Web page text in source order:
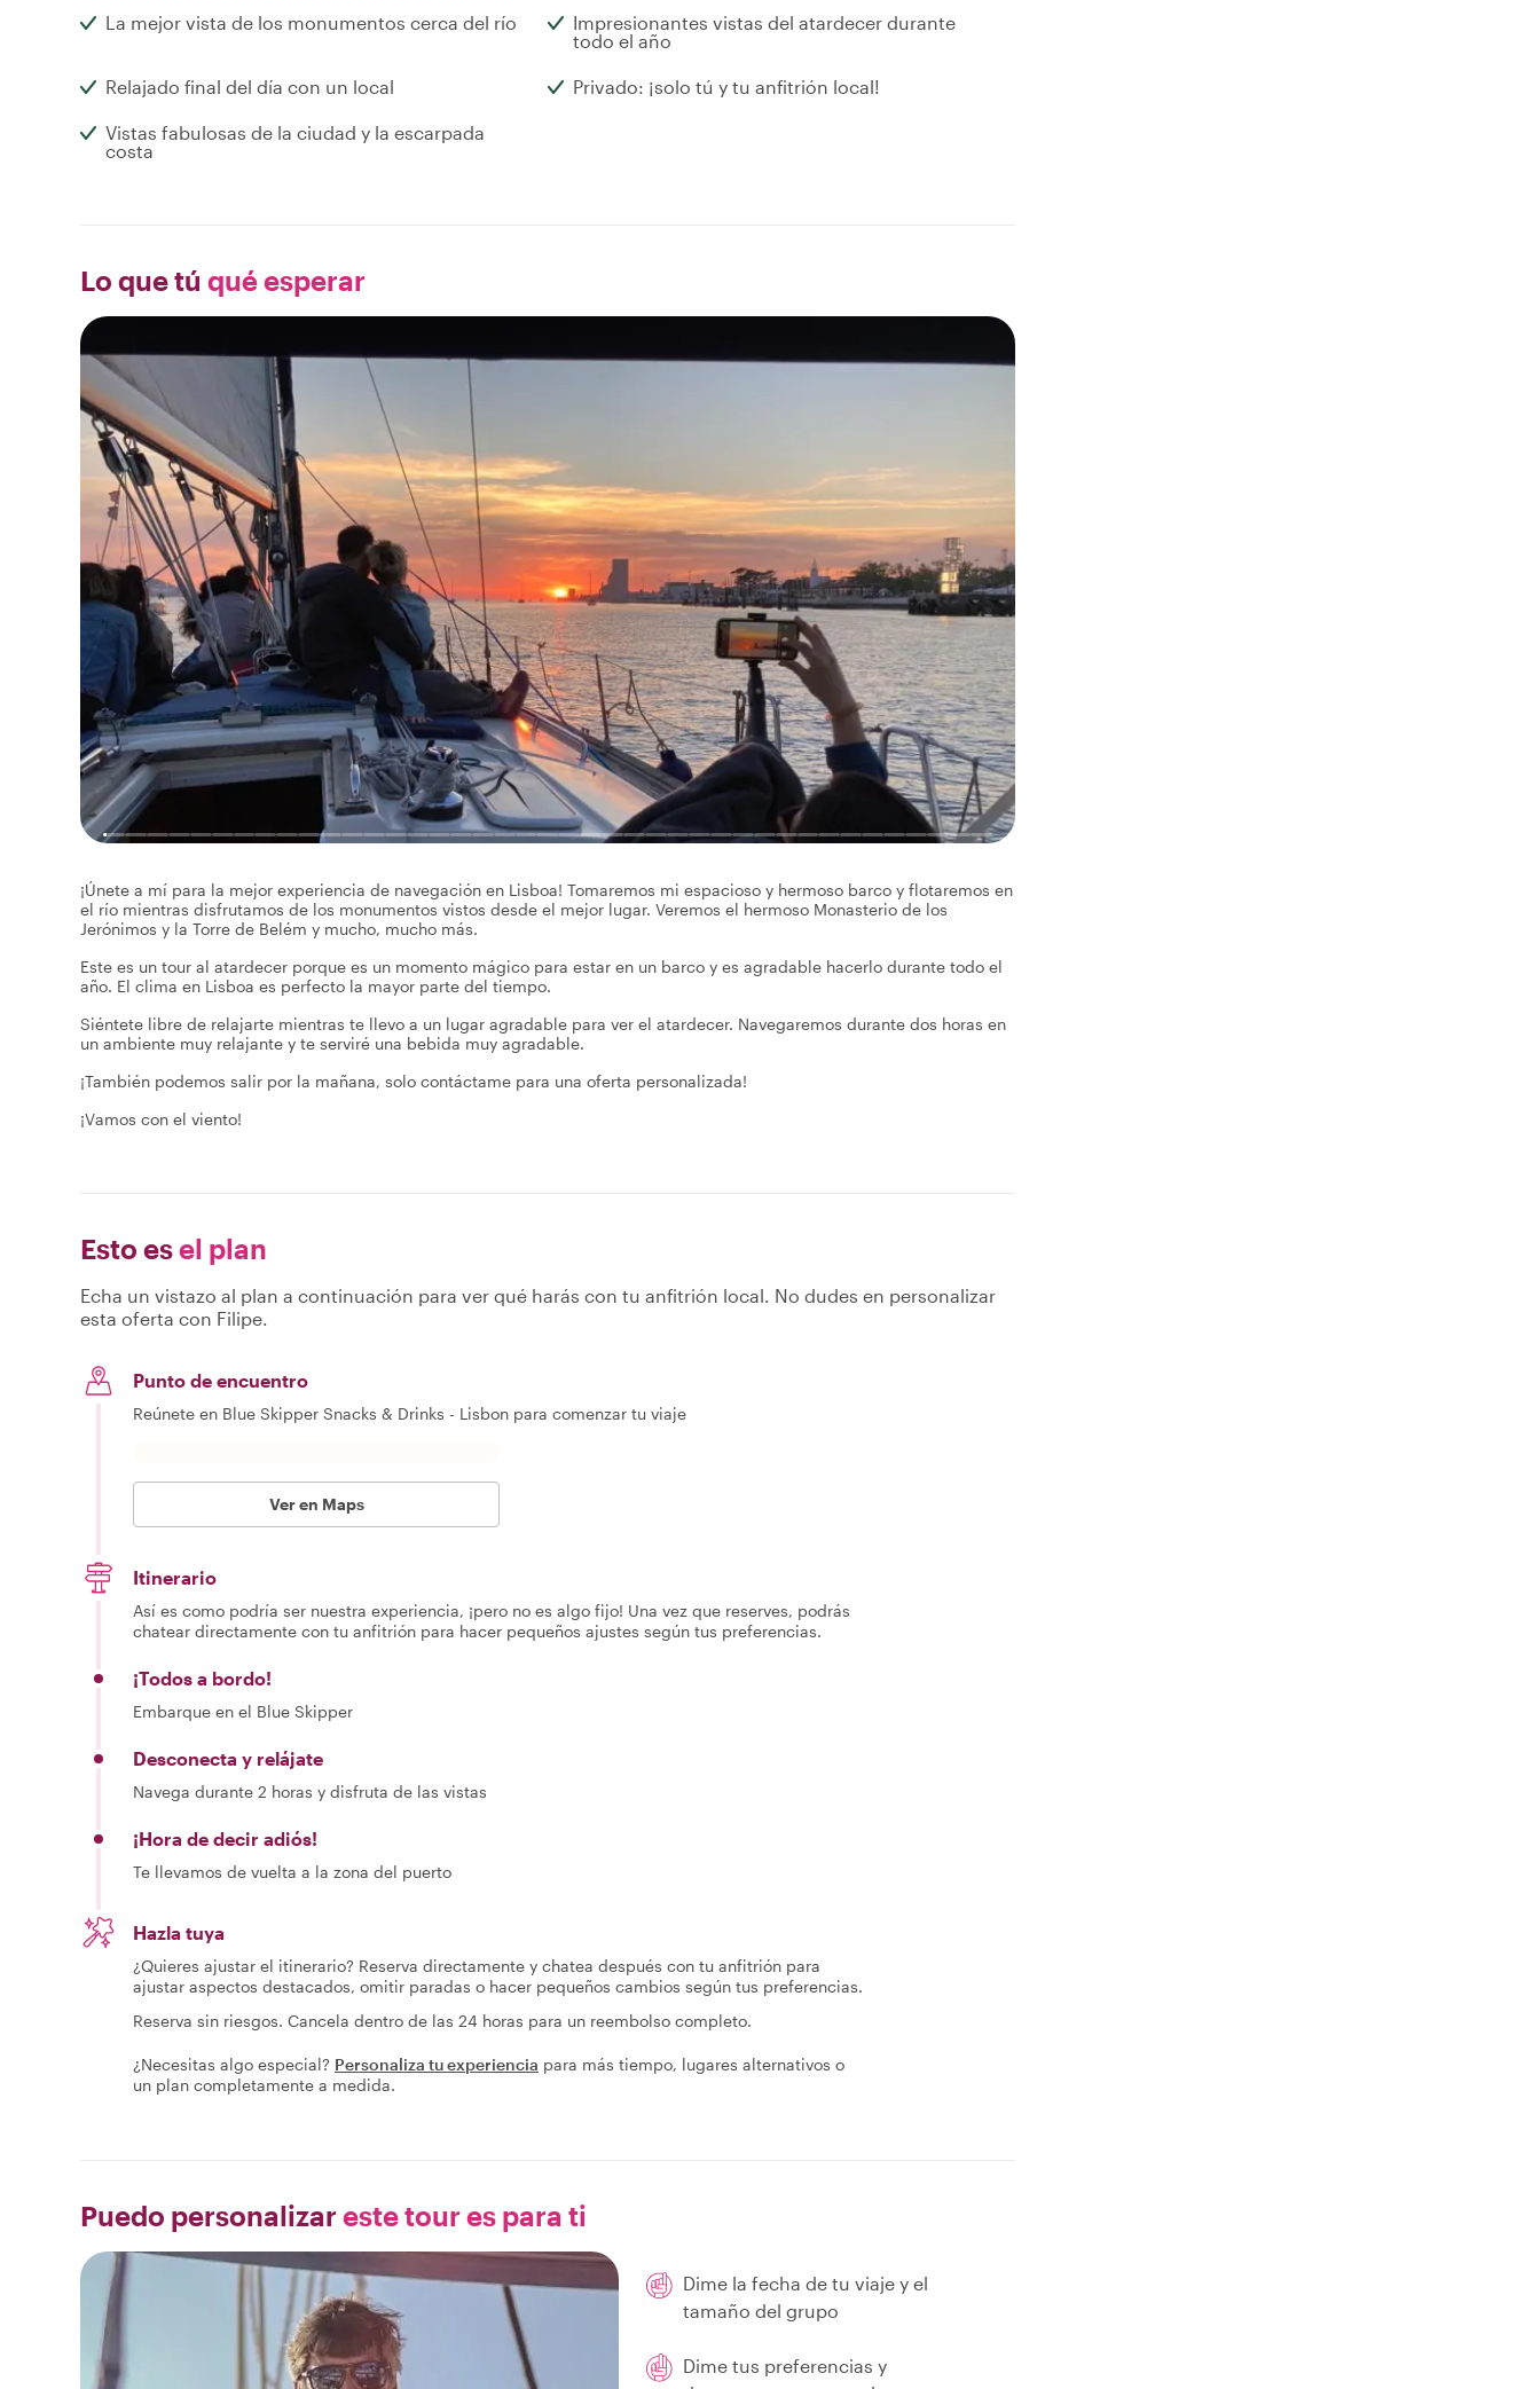
La mejor vista de los monumentos cerca del río
Impresionantes vistas del atardecer durante
todo el año
Relajado final del día con un local Privado: ¡solo tú y tu anfitrión local!
Vistas fabulosas de la ciudad y la escarpada
costa
Lo que tú qué esperar
¡Únete a mí para la mejor experiencia de navegación en Lisboa! Tomaremos mi espacioso y hermoso barco y flotaremos en
el río mientras disfrutamos de los monumentos vistos desde el mejor lugar. Veremos el hermoso Monasterio de los
Jerónimos y la Torre de Belém y mucho, mucho más.
Este es un tour al atardecer porque es un momento mágico para estar en un barco y es agradable hacerlo durante todo el
año. El clima en Lisboa es perfecto la mayor parte del tiempo.
Siéntete libre de relajarte mientras te llevo a un lugar agradable para ver el atardecer. Navegaremos durante dos horas en
un ambiente muy relajante y te serviré una bebida muy agradable.
¡También podemos salir por la mañana, solo contáctame para una oferta personalizada!
¡Vamos con el viento!
Esto esel plan
Echa un vistazo al plan a continuación para ver qué harás con tu anfitrión local. No dudes en personalizar
esta oferta con Filipe.
Punto de encuentro
Reúnete en Blue Skipper Snacks & Drinks - Lisbon para comenzar tu viaje
Ver en Maps
Itinerario
Así es como podría ser nuestra experiencia, ¡pero no es algo fijo! Una vez que reserves, podrás
chatear directamente con tu anfitrión para hacer pequeños ajustes según tus preferencias.
¡Todos a bordo!
Embarque en el Blue Skipper
Desconecta y relájate
Navega durante 2 horas y disfruta de las vistas
¡Hora de decir adiós!
Te llevamos de vuelta a la zona del puerto
Hazla tuya
¿Quieres ajustar el itinerario? Reserva directamente y chatea después con tu anfitrión para
ajustar aspectos destacados, omitir paradas o hacer pequeños cambios según tus preferencias.
Reserva sin riesgos. Cancela dentro de las 24 horas para un reembolso completo.
¿Necesitas algo especial? Personaliza tu experiencia para más tiempo, lugares alternativos o
un plan completamente a medida.
Puedo personalizar este tour es para ti
Dime la fecha de tu viaje y el
tamaño del grupo
Dime tus preferencias y